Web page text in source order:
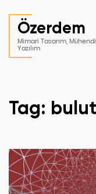
Özerdem
Mimari Tasarım,
Yazılım
Tag: